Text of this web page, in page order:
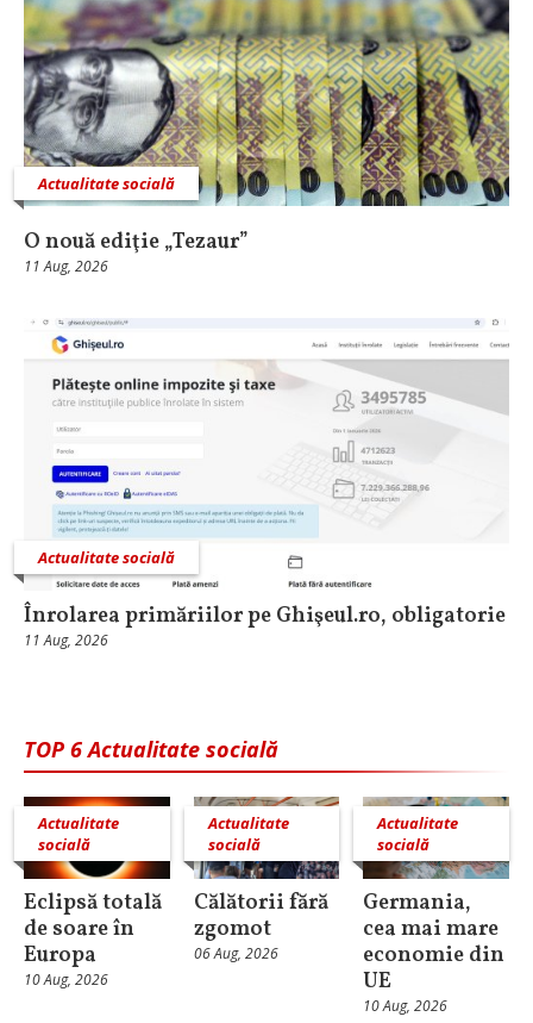
Actualitate socială
O nouă ediţie „Tezaur”
11 Aug, 2026
Actualitate socială
Înrolarea primăriilor pe Ghişeul.ro, obligatorie
11 Aug, 2026
TOP 6 Actualitate socială
Actualitate
socială
Eclipsă totală
de soare în
Europa
10 Aug, 2026
Actualitate
socială
Călătorii fără
zgomot
06 Aug, 2026
Actualitate
socială
Germania,
cea mai mare
economie din
UE
10 Aug, 2026